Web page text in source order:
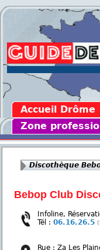
Accueil Drôme
Zone
Discothèque
Bebop Club
Infoline,
Tél : 06.16.26.5
Rue : Za Les